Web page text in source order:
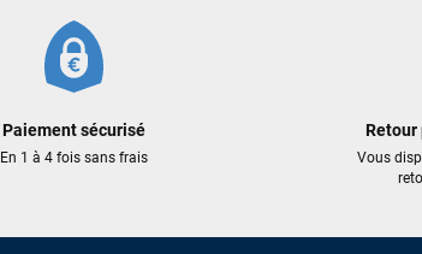
Paiement sécurisé
En 1 à 4 fois sans frais
Retour
Vous
Cela faisait 6 mois que je galérais à remplacer ma
trouvé une pépite à laquelle je n'aurais jamais pensé !
excellent prix et en plus super sympas. Merci encore
dyno !